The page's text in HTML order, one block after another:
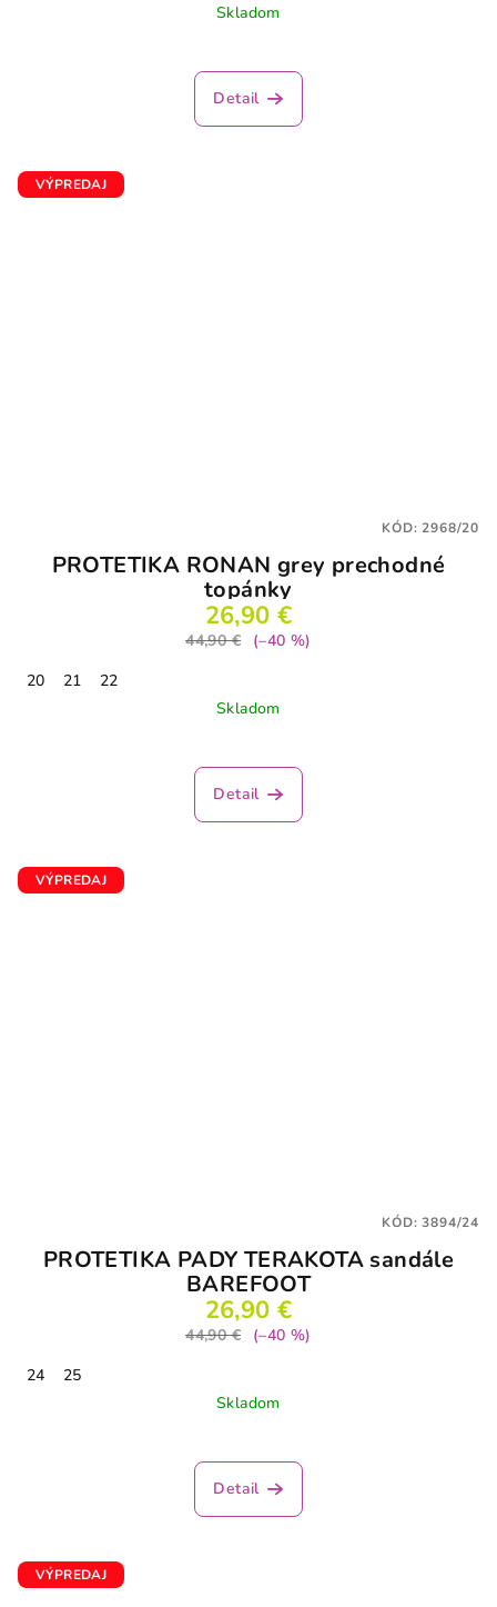
Skladom
Detail
VÝPREDAJ
PROTETIKA RONAN grey prechodné
topánky
26,90 €
44,90 €
(–40 %)
20
21
22
Skladom
Detail
KÓD:2968/20
VÝPREDAJ
PROTETIKA PADY TERAKOTA sandále
BAREFOOT
26,90 €
44,90 €
(–40 %)
24
25
Skladom
hodnotenie
produktu
Detail
KÓD:3894/24
VÝPREDAJ